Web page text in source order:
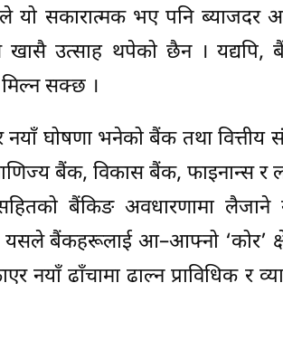
यो सकारात्मक भए पनि
खासै उत्साह थपेको छैन ।
मिल्न सक्छ ।
नयाँ घोषणा भनेको बैंक तथा वित्तीय
बैंक, विकास बैंक, फाइनान्स र
बैंकिङ अवधारणामा
यसले बैंकहरूलाई आ–आफ्नो ‘कोर’
नयाँ ढाँचामा ढाल्न प्राविधिक र